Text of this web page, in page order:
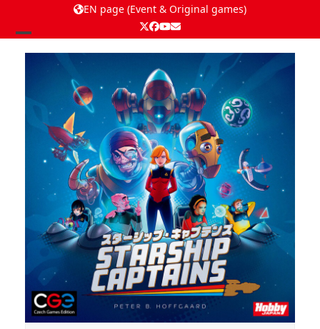
EN page (Event & Original games)
Twitter
Facebook
YouTube
Email
Open
menu
Close
menu